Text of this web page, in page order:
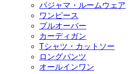
パジャマ・ルームウェア
ワンピース
プルオーバー
カーディガン
Tシャツ・カットソー
ロングパンツ
オールインワン